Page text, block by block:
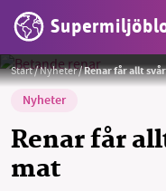
Start/Nyheter/Renar får allt
Nyheter
Renar får
mat